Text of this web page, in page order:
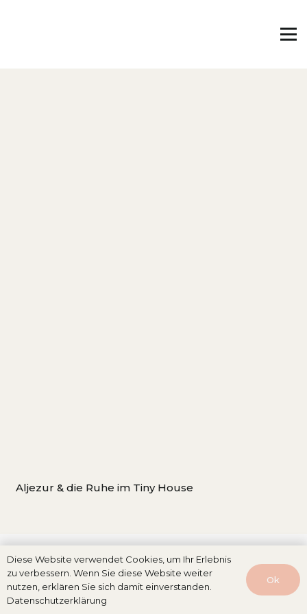
Aljezur & die Ruhe im Tiny House
Diese Website verwendet Cookies, um Ihr Erlebnis
zu verbessern. Wenn Sie diese Website weiter
nutzen, erklären Sie sich damit einverstanden.
Datenschutzerklärung
Ok